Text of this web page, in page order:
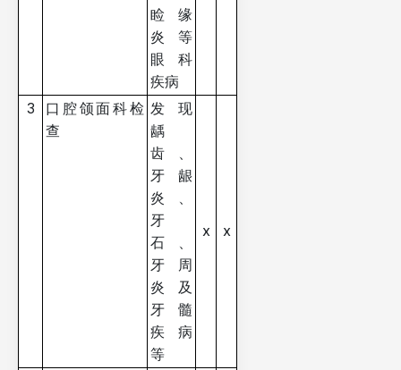
睑缘
炎等
眼科
疾病
3
口腔颌面科检
查
发现
龋
齿、
牙龈
炎、
牙
石、
牙周
炎及
牙髓
疾病
等
x x